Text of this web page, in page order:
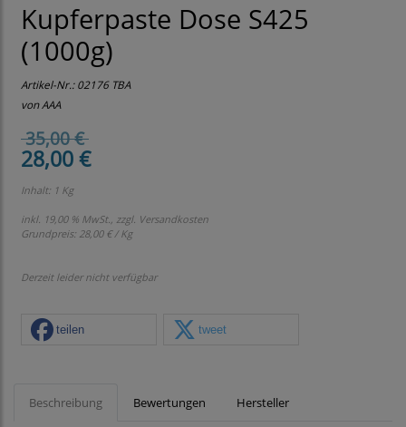
Kupferpaste Dose S425
(1000g)
Artikel-Nr.:02176 TBA
von AAA
35,00 €
28,00 €
Inhalt: 1 Kg
inkl. 19,00 % MwSt., zzgl. Versandkosten
Grundpreis: 28,00 € / Kg
Derzeit leider nicht verfügbar
teilen tweet
Beschreibung Bewertungen Hersteller